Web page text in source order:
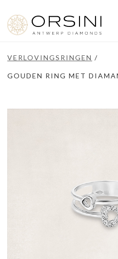
VERLOVINGSRINGEN /
GOUDEN RING MET